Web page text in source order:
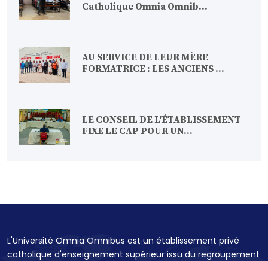
Catholique Omnia Omnib...
AU SERVICE DE LEUR MÈRE
FORMATRICE : LES ANCIENS ...
LE CONSEIL DE L'ÉTABLISSEMENT
FIXE LE CAP POUR UN...
L'Université Omnia Omnibus est un établissement privé
catholique d'enseignement supérieur issu du regroupement